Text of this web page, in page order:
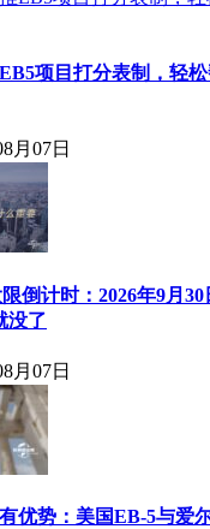
项目打分表制，轻
月07日
倒计时：2026年9月
没了
月07日
优势：美国EB-5与爱